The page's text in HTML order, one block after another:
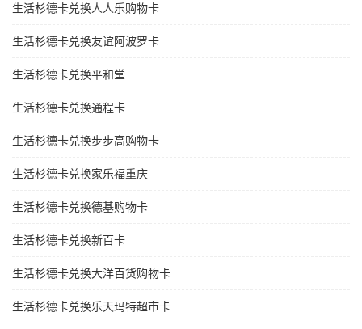
生活杉德卡兑换人人乐购物卡
生活杉德卡兑换友谊阿波罗卡
生活杉德卡兑换平和堂
生活杉德卡兑换通程卡
生活杉德卡兑换步步高购物卡
生活杉德卡兑换家乐福重庆
生活杉德卡兑换德基购物卡
生活杉德卡兑换新百卡
生活杉德卡兑换大洋百货购物卡
生活杉德卡兑换乐天玛特超市卡